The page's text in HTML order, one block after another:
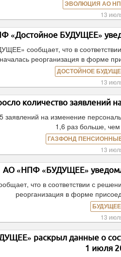
ЭВОЛЮЦИЯ АО
13
«Достойное БУДУЩЕЕ»
сообщает, что в
началась реорганизация в форме
ДОСТОЙНОЕ
13
количество заявлений
заявлений на изменение
1,6 раз больше,
ГАЗФОНД
13
АО «НПФ «БУДУЩЕЕ»
что в соответствии с
реорганизация в форме
13
раскрыл данные о
1 июля